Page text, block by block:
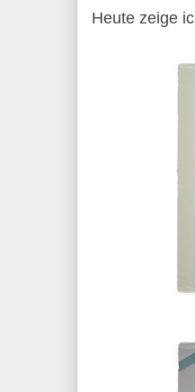
Heute zeige